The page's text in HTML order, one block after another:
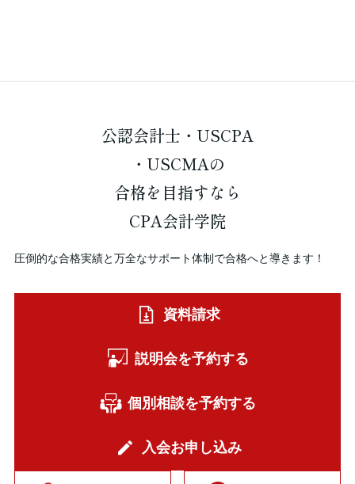
公認会計士・USCPA
・USCMAの
合格を 目指すなら
CPA会計学院
圧倒的な合格実績と万全なサポート体制で合格へと導きます！
資料請求
説明会を予約する
個別相談を予約する
入会お申し込み